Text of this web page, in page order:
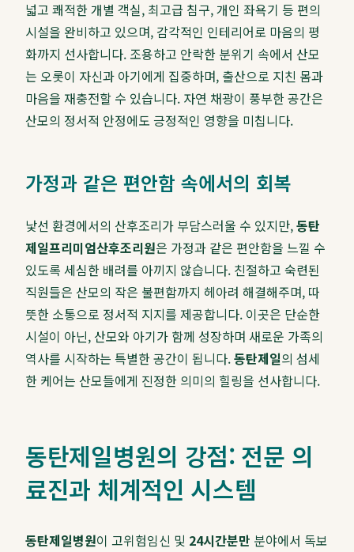
넓고 쾌적한 개별 객실, 최고급 침구, 개인 좌욕기 등 편의
시설을 완비하고 있으며, 감각적인 인테리어로 마음의 평
화까지 선사합니다. 조용하고 안락한 분위기 속에서 산모
는 오롯이 자신과 아기에게 집중하며, 출산으로 지친 몸과
마음을 재충전할 수 있습니다. 자연 채광이 풍부한 공간은
산모의 정서적 안정에도 긍정적인 영향을 미칩니다.
가정과 같은 편안함 속에서의 회복
낯선 환경에서의 산후조리가 부담스러울 수 있지만,동탄
제일프리미엄산후조리원은 가정과 같은 편안함을 느낄 수
있도록 세심한 배려를 아끼지 않습니다. 친절하고 숙련된
직원들은 산모의 작은 불편함까지 헤아려 해결해주며, 따
뜻한 소통으로 정서적 지지를 제공합니다. 이곳은 단순한
시설이 아닌, 산모와 아기가 함께 성장하며 새로운 가족의
역사를 시작하는 특별한 공간이 됩니다.동탄제일의 섬세
한 케어는 산모들에게 진정한 의미의 힐링을 선사합니다.
동탄제일병원의 강점: 전문 의
료진과 체계적인 시스템
동탄제일병원이 고위험임신 및 24시간분만 분야에서 독보